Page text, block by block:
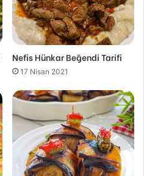
Nefis Hünkar Beğendi Tarifi
17 Nisan 2021